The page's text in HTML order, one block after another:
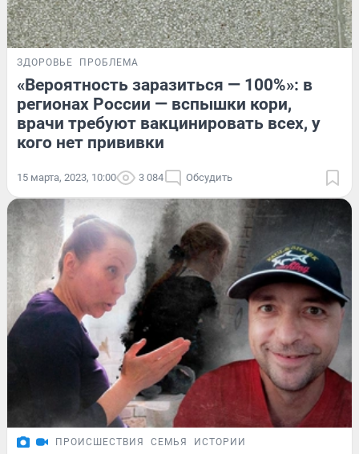
ЗДОРОВЬЕ ПРОБЛЕМА
«Вероятность заразиться — 100%»: в
регионах России — вспышки кори,
врачи требуют вакцинировать всех, у
кого нет прививки
15 марта, 2023, 10:00 3 084 Обсудить
ПРОИСШЕСТВИЯ СЕМЬЯ ИСТОРИИ